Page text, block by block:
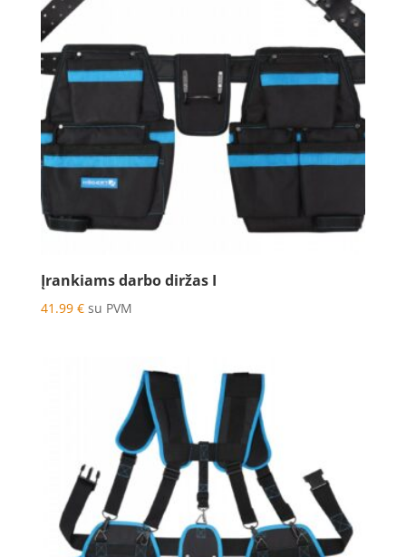
Įrankiams darbo diržas I
41.99 € su PVM